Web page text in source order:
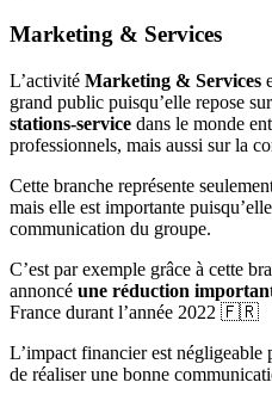
Marketing & Services
L’activité Marketing & Services
grand public puisqu’elle repose
stations-service dans le monde
professionnels, mais aussi sur la
Cette branche représente
mais elle est importante
communication du groupe.
C’est par exemple grâce à cette
annoncé une réduction
France durant l’année 2022 🇫🇷
L’impact financier est
de réaliser une bonne